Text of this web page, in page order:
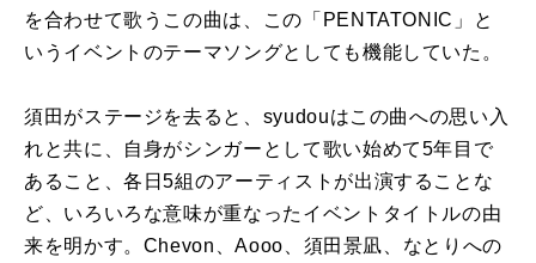
を合わせて歌うこの曲は、この「PENTATONIC」と
いうイベントのテーマソングとしても機能していた。
須田がステージを去ると、syudouはこの曲への思い入
れと共に、自身がシンガーとして歌い始めて5年目で
あること、各日5組のアーティストが出演することな
ど、いろいろな意味が重なったイベントタイトルの由
来を明かす。Chevon、Aooo、須田景凪、なとりへの